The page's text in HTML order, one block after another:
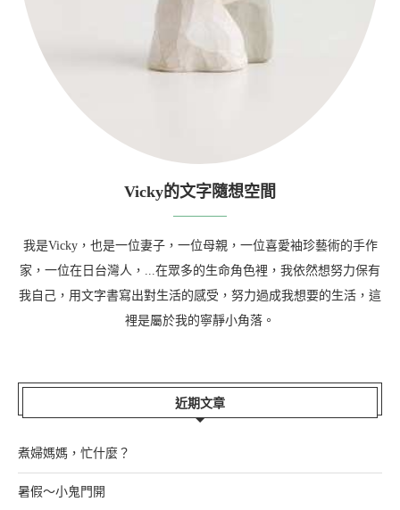
Vicky的文字隨想空間
我是Vicky，也是一位妻子，一位母親，一位喜愛袖珍藝術的手作
家，一位在日台灣人，...在眾多的生命角色裡，我依然想努力保有
我自己，用文字書寫出對生活的感受，努力過成我想要的生活，這
裡是屬於我的寧靜小角落。
近期文章
煮婦媽媽，忙什麼？
暑假～小鬼門開